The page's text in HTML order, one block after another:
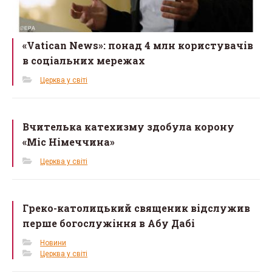
«Vatican News»: понад 4 млн користувачів
в соціальних мережах
Церква у світі
Вчителька катехизму здобула корону
«Міс Німеччина»
Церква у світі
Греко-католицький священик відслужив
перше богослужіння в Абу Дабі
Новини
Церква у світі